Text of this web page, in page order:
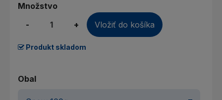
Množstvo
-
+ Vložiť do košíka
Produkt skladom
Obal